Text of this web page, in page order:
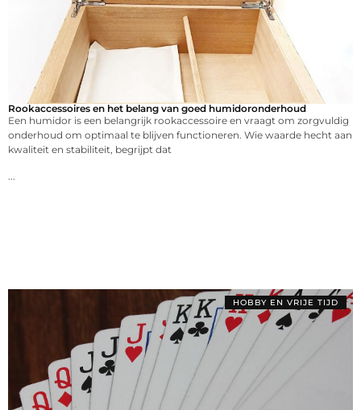
Rookaccessoires en het belang van goed humidoronderhoud
Een humidor is een belangrijk rookaccessoire en vraagt om zorgvuldig
onderhoud om optimaal te blijven functioneren. Wie waarde hecht aan
kwaliteit en stabiliteit, begrijpt dat
HOBBY EN VRIJE TIJD